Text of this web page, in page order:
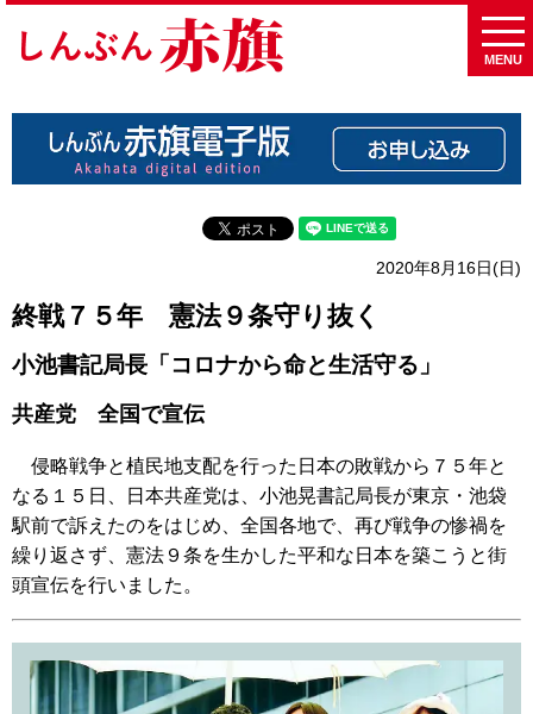
MENU
2020年8月16日(日)
終戦７５年 憲法９条守り抜く
小池書記局長「コロナから命と生活守る」
共産党 全国で宣伝
侵略戦争と植民地支配を行った日本の敗戦から７５年と
なる１５日、日本共産党は、小池晃書記局長が東京・池袋
駅前で訴えたのをはじめ、全国各地で、再び戦争の惨禍を
繰り返さず、憲法９条を生かした平和な日本を築こうと街
頭宣伝を行いました。